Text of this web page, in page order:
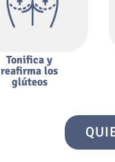
Tonifica y
reafirma los
glúteos